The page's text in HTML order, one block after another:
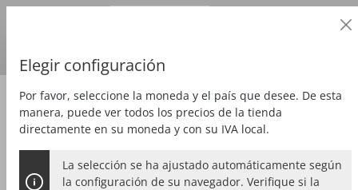
Zubehör Herramientas
HOJA DE SIERRA HM
Elegir configuración
Por favor, seleccione la moneda y el país que desee. De esta
manera, puede ver todos los precios de la tienda
directamente en su moneda y con su IVA local.
La selección se ha ajustado automáticamente según
la configuración de su navegador. Verifique si la